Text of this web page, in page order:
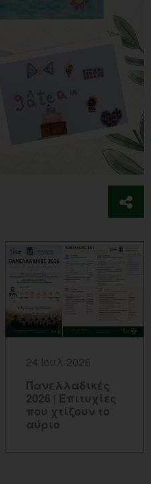
24 Ιουλ 2026
Πανελλαδικές
2026 | Επιτυχίες
που χτίζουν το
αύριο